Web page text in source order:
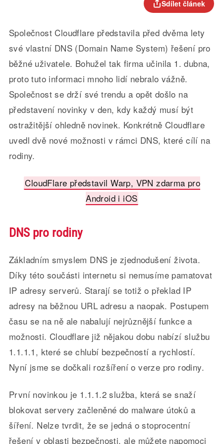
Sdílet článek
Společnost Cloudflare představila před dvěma lety
své vlastní DNS (Domain Name System) řešení pro
běžné uživatele. Bohužel tak firma učinila 1. dubna,
proto tuto informaci mnoho lidí nebralo vážně.
Společnost se drží své trendu a opět došlo na
představení novinky v den, kdy každý musí být
ostražitější ohledně novinek. Konkrétně Cloudflare
uvedl dvě nové možnosti v rámci DNS, které cílí na
rodiny.
CloudFlare představil Warp, VPN zdarma pro
Android i iOS
DNS pro rodiny
Základním smyslem DNS je zjednodušení života.
Díky této součásti internetu si nemusíme pamatovat
IP adresy serverů. Starají se totiž o překlad IP
adresy na běžnou URL adresu a naopak. Postupem
času se na ně ale nabalují nejrůznější funkce a
možnosti. Cloudflare již nějakou dobu nabízí službu
1.1.1.1, které se chlubí bezpečností a rychlostí.
Nyní jsme se dočkali rozšíření o verze pro rodiny.
První novinkou je 1.1.1.2 služba, která se snaží
blokovat servery začleněné do malware útoků a
šíření. Nelze tvrdit, že se jedná o stoprocentní
řešení v oblasti bezpečnosti, ale můžete napomoci